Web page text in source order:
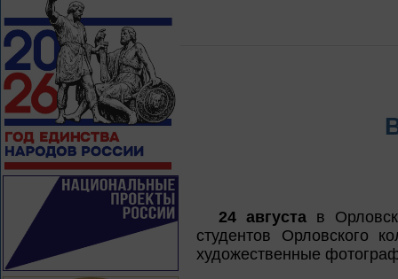
24 августaв
студентов Орловского
художественные